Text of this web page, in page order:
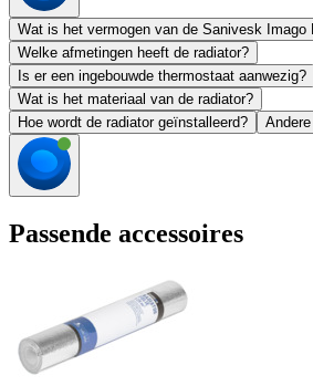
Wat is het vermogen van de Sanivesk Imago
Welke afmetingen heeft de radiator?
Is er een ingebouwde thermostaat aanwezig?
Wat is het materiaal van de radiator?
Hoe wordt de radiator geïnstalleerd?
Passende accessoires